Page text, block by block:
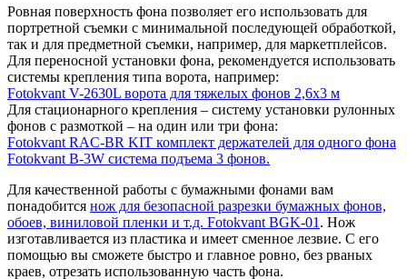
Ровная поверхность фона позволяет его использовать для
портретной съемки с минимальной последующей обработкой,
так и для предметной съемки, например, для маркетплейсов.
Для переносной установки фона, рекомендуется использовать
системы крепления типа ворота, например:
Fotokvant V-2630L ворота для тяжелых фонов 2,6х3 м
Для стационарного крепления – систему установки рулонных
фонов с размоткой – на один или три фона:
Fotokvant RAC-BR KIT комплект держателей для одного фона
Fotokvant B-3W система подъема 3 фонов.
Для качественной работы с бумажными фонами вам
понадобится нож для безопасной разрезки бумажных фонов,
обоев, виниловой пленки и т.д. Fotokvant BGK-01 . Нож
изготавливается из пластика и имеет сменное лезвие. С его
помощью вы сможете быстро и главное ровно, без рваных
краев, отрезать использованную часть фона.